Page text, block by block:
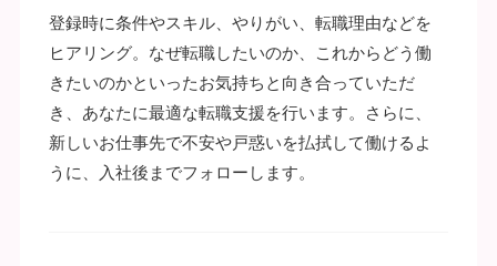
登録時に条件やスキル、やりがい、転職理由などを
ヒアリング。なぜ転職したいのか、これからどう働
きたいのかといったお気持ちと向き合っていただ
き、あなたに最適な転職支援を行います。さらに、
新しいお仕事先で不安や戸惑いを払拭して働けるよ
うに、入社後までフォローします。